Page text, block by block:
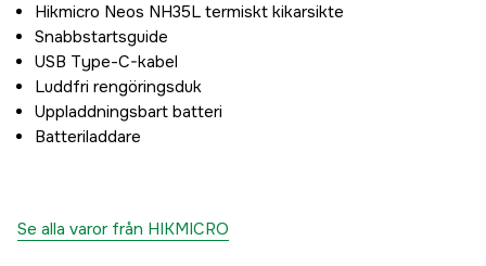
Hikmicro Neos NH35L termiskt kikarsikte
Snabbstartsguide
USB Type-C-kabel
Luddfri rengöringsduk
Uppladdningsbart batteri
Batteriladdare
Se alla varor från HIKMICRO